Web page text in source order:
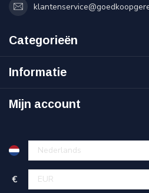
Categorieën
Informatie
Mijn account
€